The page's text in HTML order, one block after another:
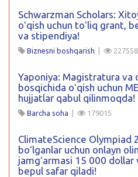
Schwarzman Scholars:
oʻqish uchun toʻliq grant,
va stipendiya!
Biznesni boshqarish | 227558
Yaponiya: Magistratura va
bosqichida oʻqish uchun
hujjatlar qabul qilinmoqda!
Barcha soha | 179015
ClimateScience Olympiad
boʻlganlar uchun onlayn
jamgʻarmasi 15 000 dollar
bepul safar qiladi!